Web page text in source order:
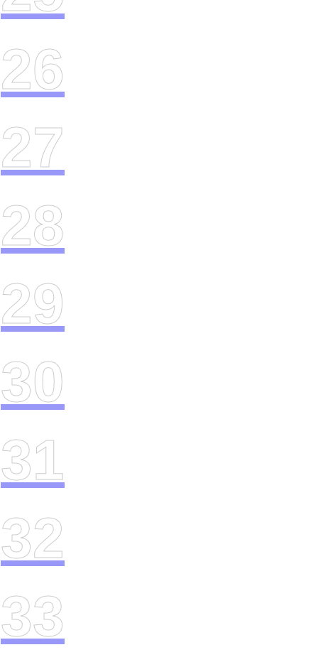
26
27
28
29
30
31
32
33